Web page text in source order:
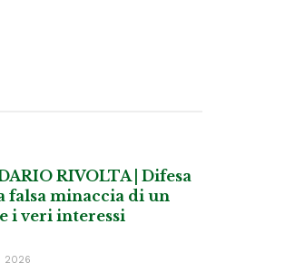
RIVOLTA | Difesa
falsa minaccia di un
i veri interessi
2026